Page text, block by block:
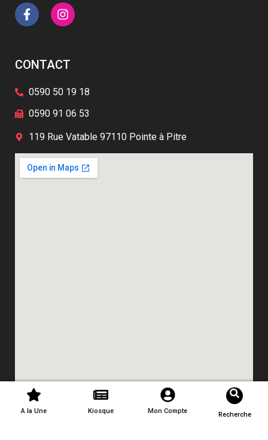
CONTACT
0590 50 19 18
0590 91 06 53
119 Rue Vatable 97110 Pointe à Pitre
A la Une Kiosque Mon Compte Recherche